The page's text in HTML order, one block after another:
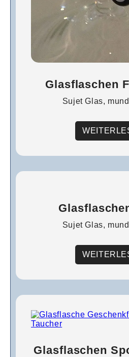
Glasflaschen
Sujet Glas,
Sujet Glas,
Glasflaschen